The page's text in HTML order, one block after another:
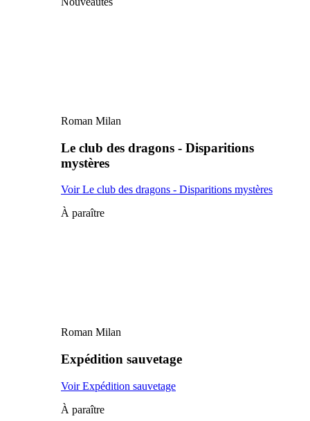
Roman Milan
Le club des dragons - Disparitions
mystères
Voir Le club des dragons - Disparitions mystères
À paraître
Roman Milan
Expédition sauvetage
Voir Expédition sauvetage
À paraître